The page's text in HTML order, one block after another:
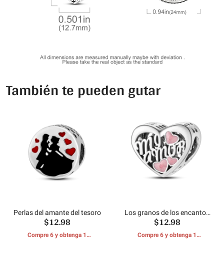
También te pueden gutar
Perlas del amante del tesoro
$12.98
Compre 6 y obtenga 1
Los granos de los encantos
de la forma del corazón
$12.98
Compre 6 y obtenga 1